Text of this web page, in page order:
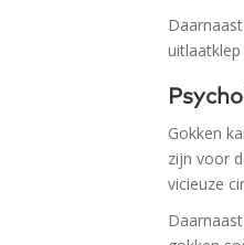
Gokken
zijn voor
vicieuze